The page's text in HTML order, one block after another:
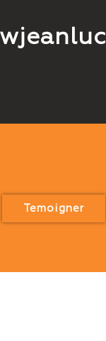
Temoigner